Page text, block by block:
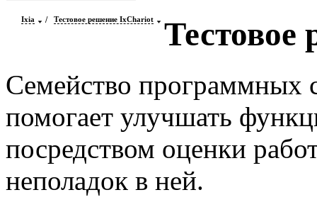
Ixia / Тестовое решение IxChariot
Семейство программных
помогает улучшать
посредством оценки
неполадок в ней.